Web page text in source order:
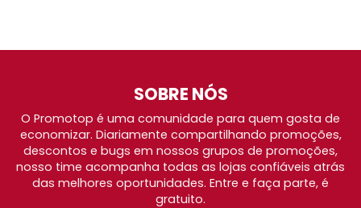
SOBRE NÓS
O Promotop é uma comunidade para quem gosta de
economizar. Diariamente compartilhando promoções,
descontos e bugs em nossos grupos de promoções,
nosso time acompanha todas as lojas confiáveis atrás
das melhores oportunidades. Entre e faça parte, é
gratuito.